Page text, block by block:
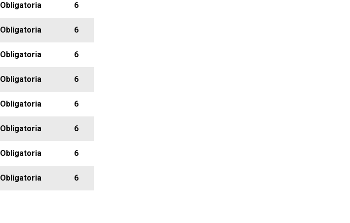
Obligatoria 6
Obligatoria 6
Obligatoria 6
Obligatoria 6
Obligatoria 6
Obligatoria 6
Obligatoria 6
Obligatoria 6